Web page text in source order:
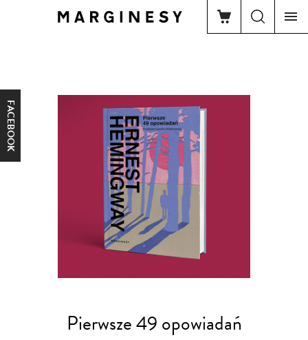
FACEBOOK
Pierwsze 49 opowiadań